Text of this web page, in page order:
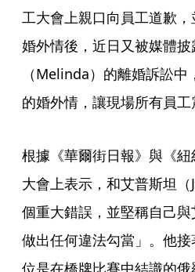
工大會上親口向員工道歉
婚外情後，近日又被媒體
（Melinda）的離婚訴訟
的婚外情，讓現場所有員工
根據《華爾街日報》與《
大會上表示，和艾普斯坦
個重大錯誤，並堅稱自己
做出任何違法勾當」。他
位是在橋牌比賽中結識的